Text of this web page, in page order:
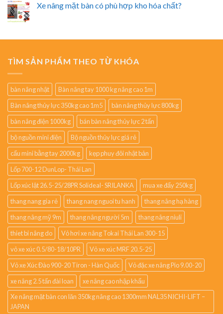
Xe nâng mặt bàn có phù hợp kho hóa chất?
TÌM SẢN PHẨM THEO TỪ KHÓA
bàn nâng nhật
Bàn nâng tay 1000 kg nâng cao 1m
Bàn nâng thủy lực 350kg cao 1m5
bàn nâng thủy lực 800kg
bàn nâng điện 1000kg
bán bàn nâng thủy lực 2 tấn
bộ nguồn mini điện
Bộ nguồn thủy lực giá rẻ
cẩu mini bằng tay 2000kg
kẹp phuy đôi nhật bản
Lốp 700-12 DunLop- Thái Lan
Lốp xúc lật 26.5-25/28PR Solideal- SRILANKA
mua xe đẩy 250kg
thang nang gia rẻ
thang nang nguoi tu hanh
thang nâng hạ hàng
thang nâng mỹ 9m
thang nâng người 5m
thang nâng niuli
thiet bi nâng do
Vỏ hơi xe nâng Tokai Thái Lan 300-15
vỏ xe xúc 0.5/80-18/10PR
Vỏ xe xúc MRF 20.5-25
Vỏ xe Xúc Đào 900-20 Tiron - Hàn Quốc
Vỏ đặc xe nâng Pio 9.00-20
xe nâng 2.5 tấn đài loan
xe nâng cao nhập khẩu
Xe nâng mặt bàn con lăn 350kg nâng cao 1300mm NAL35 NICHI-LIFT –
JAPAN